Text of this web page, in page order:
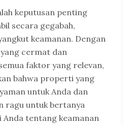
keputusan penting
secara gegabah,
keamanan. Dengan
cermat dan
faktor yang relevan,
bahwa properti yang
untuk Anda dan
ragu untuk bertanya
tentang keamanan